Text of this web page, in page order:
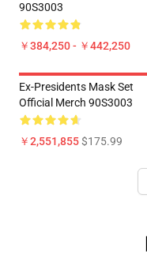
90S3003
￥384,250 - ￥442,250
Ex-Presidents Mask Set
Official Merch 90S3003
￥2,551,855$175.99